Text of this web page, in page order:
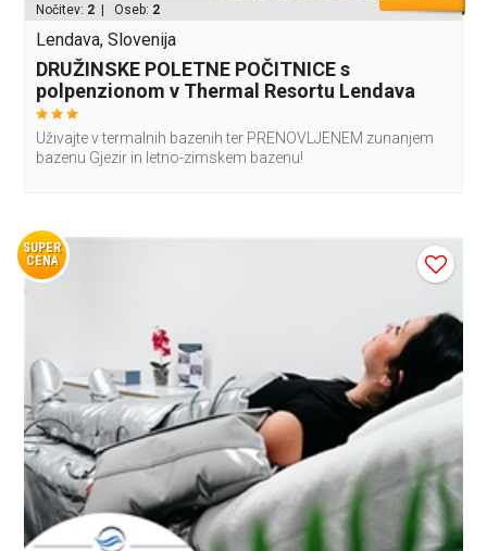
Nočitev: 2 | Oseb: 2
Lendava, Slovenija
DRUŽINSKE POLETNE POČITNICE s
polpenzionom v Thermal Resortu Lendava
Uživajte v termalnih bazenih ter PRENOVLJENEM zunanjem
bazenu Gjezir in letno-zimskem bazenu!
SUPER
CENA